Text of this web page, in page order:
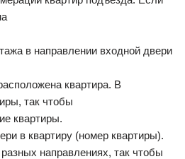
в направлении входной двери
квартира. В
так чтобы
квартиры.
в квартиру (номер квартиры).
направлениях, так чтобы